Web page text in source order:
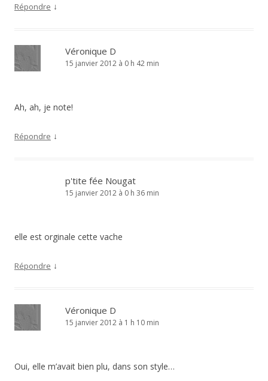
Répondre ↓
Véronique D
15 janvier 2012 à 0 h 42 min
Ah, ah, je note!
Répondre ↓
p'tite fée Nougat
15 janvier 2012 à 0 h 36 min
elle est orginale cette vache
Répondre ↓
Véronique D
15 janvier 2012 à 1 h 10 min
Oui, elle m’avait bien plu, dans son style…